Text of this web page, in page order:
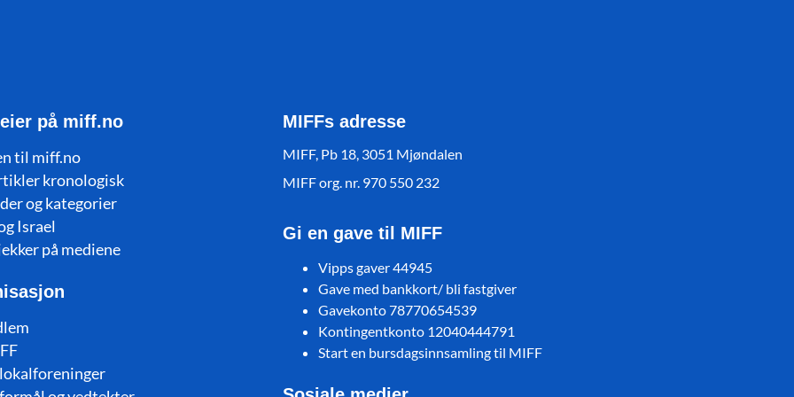
på miff.no
til miff.no
kronologisk
og kategorier
Israel
på mediene
MIFFs adresse
MIFF, Pb 18, 3051 Mjøndalen
MIFF org. nr. 970 550 232
Gi en gave til MIFF
Vipps gaver 44945
Gave med bankkort/ bli fastgiver
Gavekonto 78770654539
Kontingentkonto 12040444791
Start en bursdagsinnsamling til MIFF